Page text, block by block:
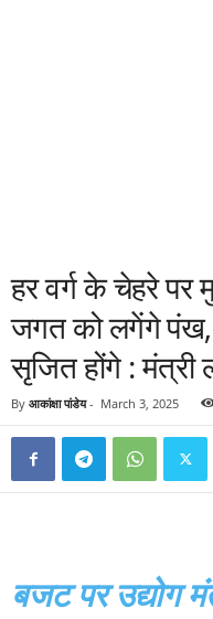
हर वर्ग के चेहरे पर
जगत को लगेंगे पंख,
सृजित होंगे :
By आकांक्षा पांडेय- March 3, 2025
बजट पर उद्योग